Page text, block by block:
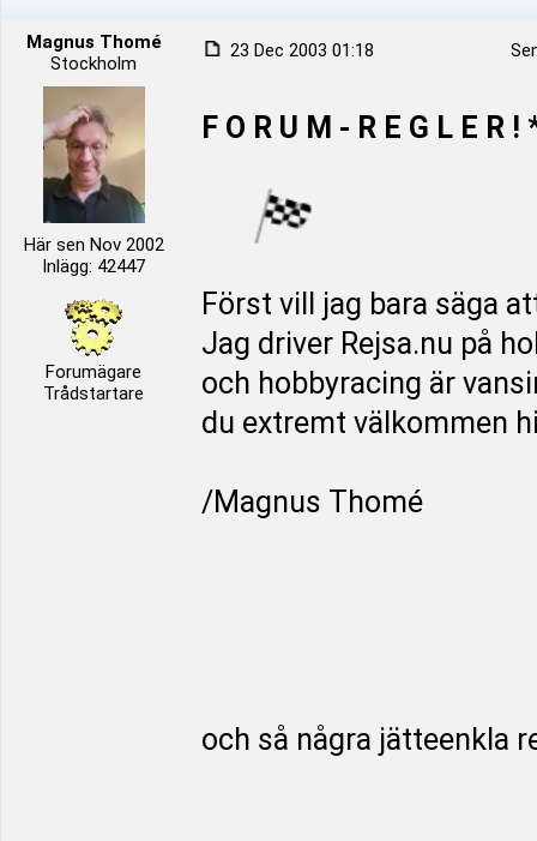
Magnus Thomé
Stockholm
Här sen Nov 2002
Inlägg: 42447
Forumägare
Trådstartare
23 Dec 2003 01:18
F O R U M - R E G L E
Först vill jag bara säga
Jag driver Rejsa.nu på
och hobbyracing är
du extremt välkommen
/Magnus Thomé
och så några jätteenkla